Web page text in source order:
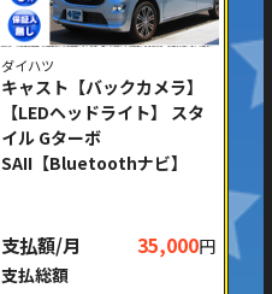
ダイハツ
キャスト【バックカメラ】
【LEDヘッドライト】 スタ
イル Gターボ
SAII【Bluetoothナビ】
支払額/月 35,000円
支払総額